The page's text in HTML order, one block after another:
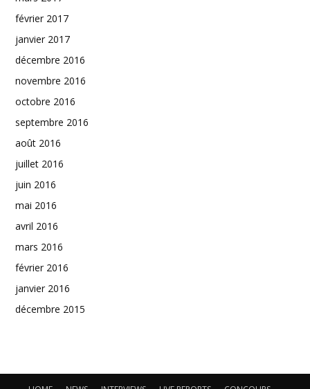
février 2017
janvier 2017
décembre 2016
novembre 2016
octobre 2016
septembre 2016
août 2016
juillet 2016
juin 2016
mai 2016
avril 2016
mars 2016
février 2016
janvier 2016
décembre 2015